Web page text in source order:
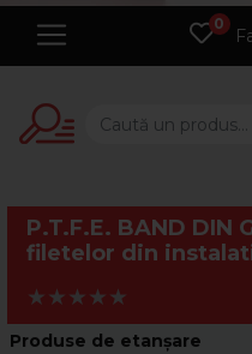
0
P.T.F.E. BAND DIN
filetelor din
Produse de etanșare